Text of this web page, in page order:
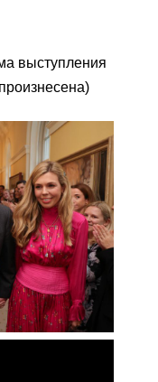
выступления